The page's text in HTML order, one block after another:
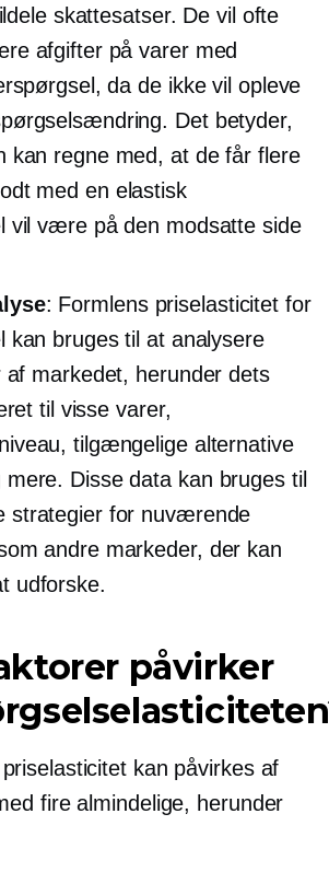
skattesatser. De vil ofte
afgifter på varer med
da de ikke vil opleve
Det betyder,
kan regne med, at de får flere
med en elastisk
vil være på den modsatte side
: Formlens priselasticitet for
kan bruges til at analysere
markedet, herunder dets
til visse varer,
tilgængelige alternative
Disse data kan bruges til
strategier for nuværende
andre markeder, der kan
udforske.
påvirker
kan påvirkes af
fire almindelige, herunder